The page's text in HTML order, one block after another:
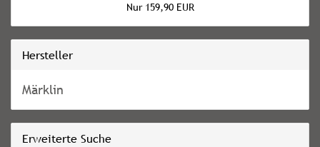
Nur 159,90 EUR
Hersteller
Märklin
Erweiterte Suche